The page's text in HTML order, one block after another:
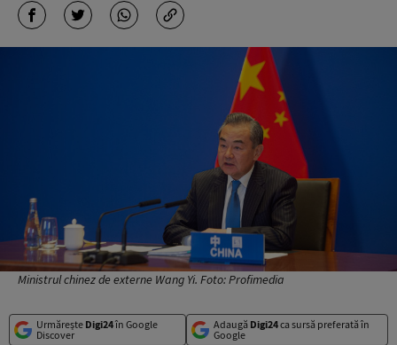
Ministrul chinez de externe Wang Yi. Foto: Profimedia
Urmărește Digi24în Google
Discover
Adaugă Digi24ca sursă preferată în
Google